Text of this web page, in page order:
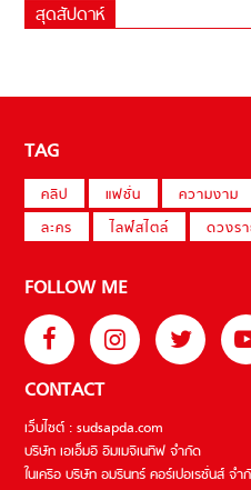
สุดสัปดาห์
TAG
คลิป แฟชั่น ความงาม
ละคร
ไลฟ์สไตล์ ดวงร
FOLLOW ME
CONTACT
เว็บไซต์ : sudsapda.com
บริษัท เอเอ็มอี อิมเมจิเนทีฟ จำกัด
ในเครือ บริษัท อมรินทร์ คอร์เปอเรชั่นส์ จ